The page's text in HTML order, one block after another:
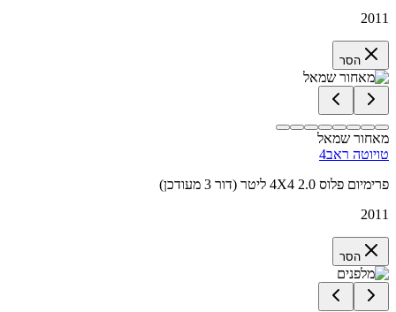
2011
הסר
מאחור שמאל
טויוטה ראב4
פרימיום פלוס 4X4 2.0 ליטר (דור 3 מעודכן)
2011
הסר